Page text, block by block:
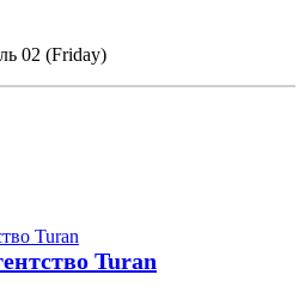
02 (Friday)
Turan